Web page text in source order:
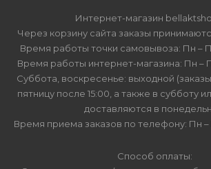
Интернет-магазин
Через корзину сайта заказы
Время работы точки самовывоза: Пн –
Время работы интернет-магазина: Пн –
Суббота, воскресенье: выходной
пятницу после 15:00, а также в субботу
доставляются в
Время приема заказов по телефону: Пн –
Способ оплаты: